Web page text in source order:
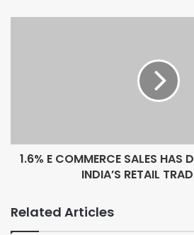
जब इसे लेकर स्कूल के शिक्षकों से बात की गई तो
शिक्षा विभाग से स्कूल के लिए अलग से जगह देने की
सुविधाओं के नाम पर यहां कुछ नहीं है और मजबूरी
हर बार स्कूल को शिफ्ट कराने का आश्वासन देकर
आपको बता दें कि इस स्कूल में कुल 59 बच्चे और
1.6% E COMMERCE SALES HAS
INDIA’S RETAIL
Related Articles